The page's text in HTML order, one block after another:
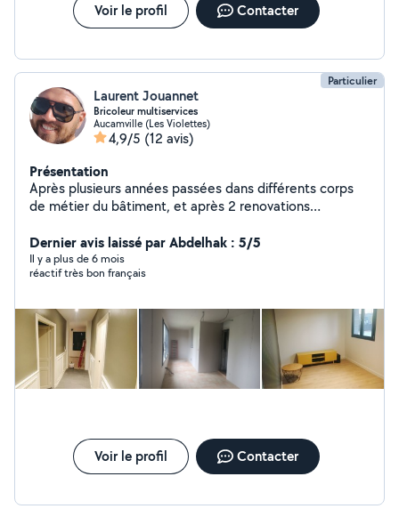
Voir le profil Contacter
Particulier
Laurent Jouannet
Bricoleur multiservices
Aucamville (Les Violettes)
4,9/5 (12 avis)
Présentation
Après plusieurs années passées dans différents corps
de métier du bâtiment, et après 2 renovations
competences et connaissances. Soucieux du détail, et
du rendu final je préfère refuser un travail que je sais pas
faire plutôt que de le bâcler. N hésitez pas à laisser vos
4 réponses par mois. Merci a vous
Dernier avis laissé par Abdelhak : 5/5
Il y a plus de 6 mois
réactif très bon français
Voir le profil Contacter